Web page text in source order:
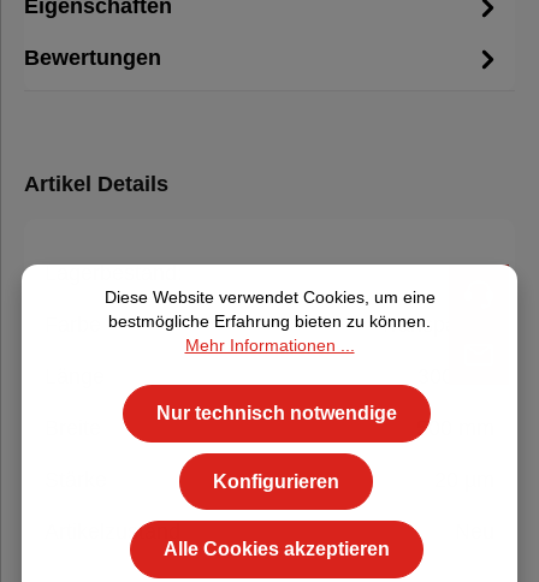
Eigenschaften
Bewertungen
Artikel Details
Transparent
500 mm
Artikelzustand
Diese Website verwendet Cookies, um eine
bestmögliche Erfahrung bieten zu können.
Mehr Informationen ...
Nur technisch notwendige
Konfigurieren
Alle Cookies akzeptieren